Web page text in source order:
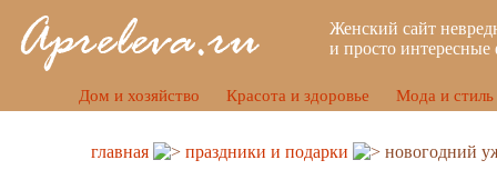
Женский сайт
и просто
Дом и хозяйство Красота и здоровье Мода и стиль
главная праздники и подарки новогодний